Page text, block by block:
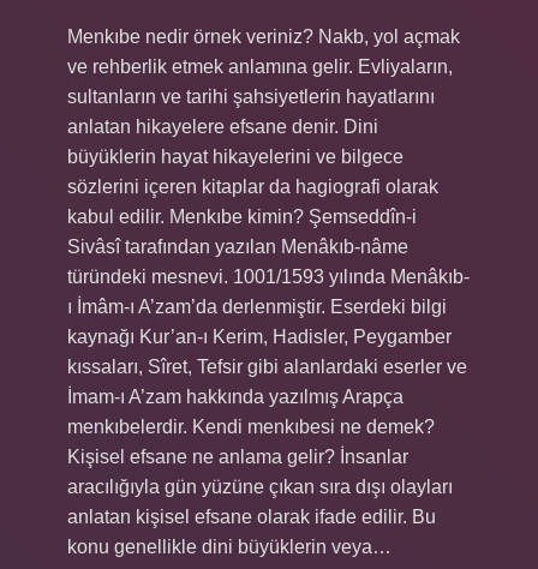
Menkıbe nedir örnek veriniz? Nakb, yol açmak
ve rehberlik etmek anlamına gelir. Evliyaların,
sultanların ve tarihi şahsiyetlerin hayatlarını
anlatan hikayelere efsane denir. Dini
büyüklerin hayat hikayelerini ve bilgece
sözlerini içeren kitaplar da hagiografi olarak
kabul edilir. Menkıbe kimin? Şemseddîn-i
Sivâsî tarafından yazılan Menâkıb-nâme
türündeki mesnevi. 1001/1593 yılında Menâkıb-
ı İmâm-ı A’zam’da derlenmiştir. Eserdeki bilgi
kaynağı Kur’an-ı Kerim, Hadisler, Peygamber
kıssaları, Sîret, Tefsir gibi alanlardaki eserler ve
İmam-ı A’zam hakkında yazılmış Arapça
menkıbelerdir. Kendi menkıbesi ne demek?
Kişisel efsane ne anlama gelir? İnsanlar
aracılığıyla gün yüzüne çıkan sıra dışı olayları
anlatan kişisel efsane olarak ifade edilir. Bu
konu genellikle dini büyüklerin veya…